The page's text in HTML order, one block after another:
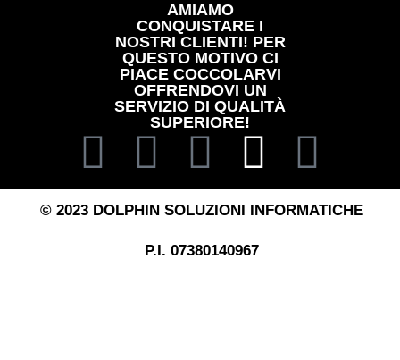
AMIAMO
CONQUISTARE I
NOSTRI CLIENTI! PER
QUESTO MOTIVO CI
PIACE COCCOLARVI
OFFRENDOVI UN
SERVIZIO DI QUALITÀ
SUPERIORE!
© 2023 DOLPHIN SOLUZIONI INFORMATICHE
P.I. 07380140967